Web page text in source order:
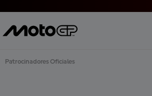
Patrocinadores Oficiales